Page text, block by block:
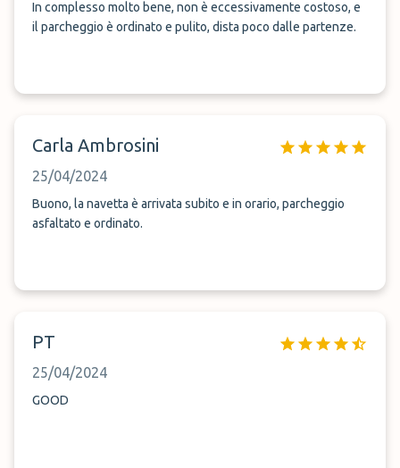
In complesso molto bene, non è eccessivamente costoso, e
il parcheggio è ordinato e pulito, dista poco dalle partenze.
Carla Ambrosini
25/04/2024
Buono, la navetta è arrivata subito e in orario, parcheggio
asfaltato e ordinato.
PT
25/04/2024
GOOD